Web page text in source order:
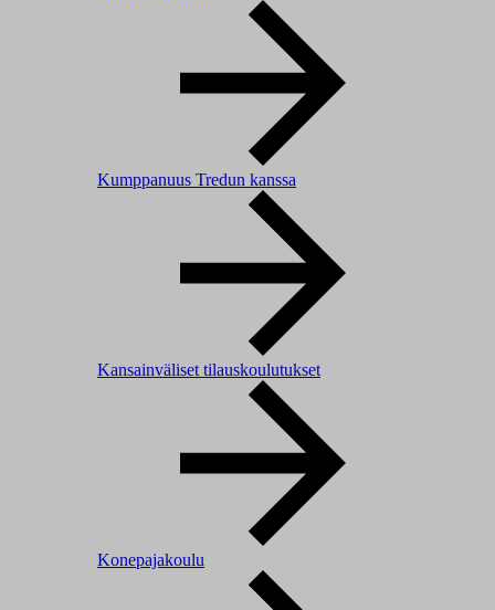
Kumppanuus Tredun kanssa
Kansainväliset tilauskoulutukset
Konepajakoulu